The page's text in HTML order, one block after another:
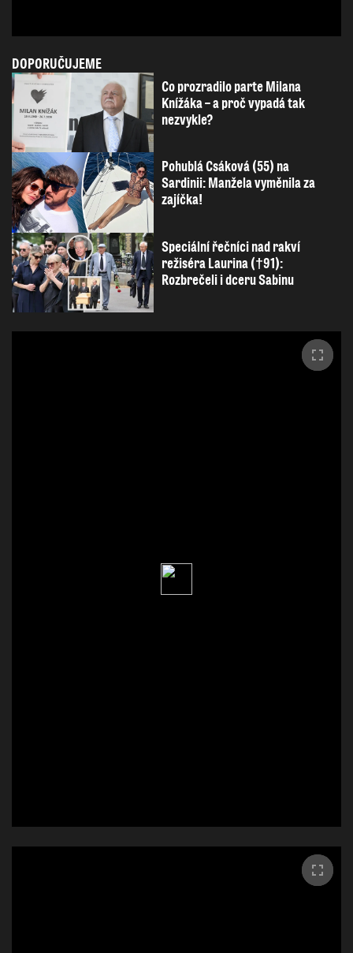
DOPORUČUJEME
Co prozradilo parte Milana
Knížáka – a proč vypadá tak
nezvykle?
Pohublá Csáková (55) na
Sardinii: Manžela vyměnila za
zajíčka!
Speciální řečníci nad rakví
režiséra Laurina (†91):
Rozbrečeli i dceru Sabinu